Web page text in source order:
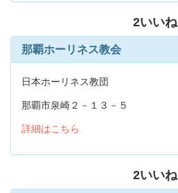
2いいね
那覇ホーリネス教会
日本ホーリネス教団
那覇市泉崎２－１３－５
詳細はこちら
2いいね